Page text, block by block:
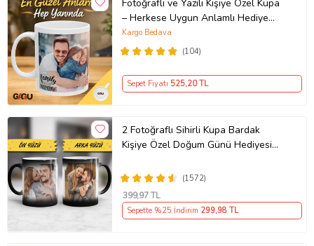
Fotoğraflı ve Yazılı Kişiye Özel Kupa
– Herkese Uygun Anlamlı Hediye
Porselen Baskılı Kupa (Beyaz)
(104)
Kargo Bedava
Sepet Fiyatı 525,20 TL
2 Fotoğraflı Sihirli Kupa Bardak
Kişiye Özel Doğum Günü Hediyesi
Ablaya Abiye Kız Erkek Kardeşe
Arkadaşa Resimli Günü Yıl Dönümü
Hediyesi
(1572)
399,97 TL
Sepette %25 İndirim 299,98 TL